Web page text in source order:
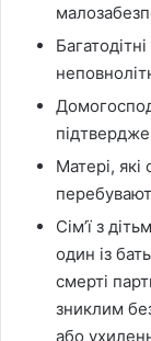
Матері,
Сім’ї з
один із
смерті
зниклим
або